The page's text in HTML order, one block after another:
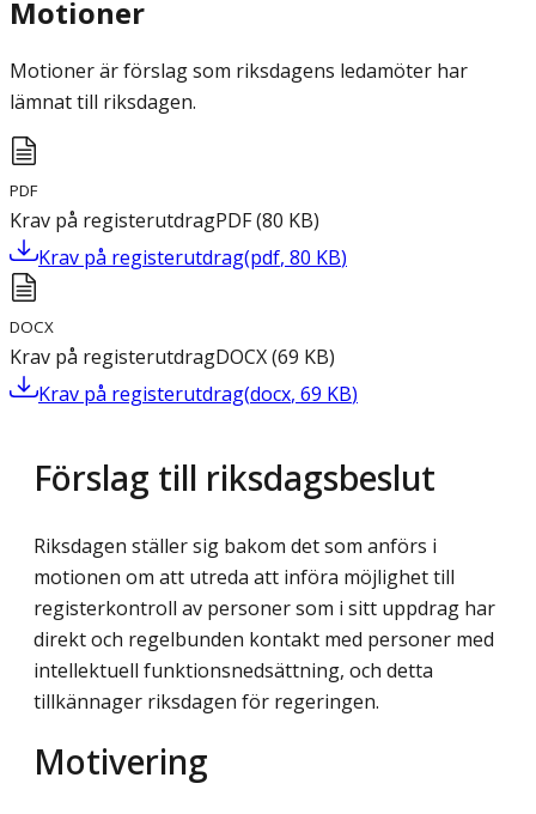
Motioner
Motioner är förslag som riksdagens ledamöter har
lämnat till riksdagen.
PDF
Krav på registerutdragPDF(80 KB)
Krav på registerutdrag(pdf, 80 KB)
DOCX
Krav på registerutdragDOCX(69 KB)
Krav på registerutdrag(docx, 69 KB)
Förslag till riksdagsbeslut
Riksdagen ställer sig bakom det som anförs i
motionen om att utreda att införa möjlighet till
registerkontroll av personer som i sitt uppdrag har
direkt och regelbunden kontakt med personer med
intellektuell funktionsnedsättning, och detta
tillkännager riksdagen för regeringen.
Motivering